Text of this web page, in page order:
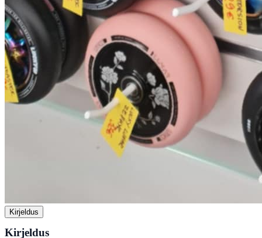
Kirjeldus
Kirjeldus